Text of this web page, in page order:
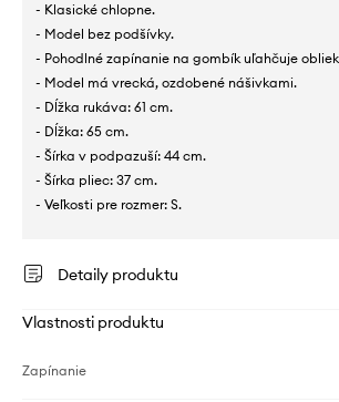
- Klasické chlopne.
- Model bez podšívky.
- Pohodlné zapínanie na gombík uľahčuje
- Model má vrecká, ozdobené nášivkami.
- Dĺžka rukáva: 61 cm.
- Dĺžka: 65 cm.
- Šírka v podpazuší: 44 cm.
- Šírka pliec: 37 cm.
- Veľkosti pre rozmer: S.
Detaily produktu
Vlastnosti produktu
Zapínanie